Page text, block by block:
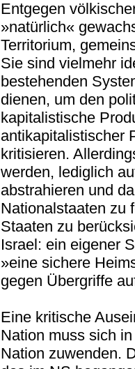
Entgegen
»natürlich«
Territorium,
Sie sind vielmehr
bestehenden
dienen, um den
kapitalistische
antikapitalistischer
kritisieren.
werden, lediglich
abstrahieren und
Nationalstaaten zu
Staaten zu
Israel: ein eigener
»eine sichere
gegen Übergriffe
Eine kritische
Nation muss sich
Nation zuwenden.